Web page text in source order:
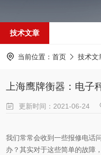
技术文章
当前位置： 首页 技术文
上海鹰牌衡器：电子
更新时间：2021-06-24
我们常常会收到一些报修电话
办？其实对于这些简单的故障